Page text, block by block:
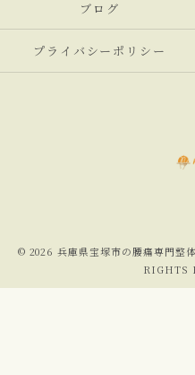
ブログ
プライバシーポリシー
© 2026 兵庫県宝塚市の腰痛専門整
RIGHTS